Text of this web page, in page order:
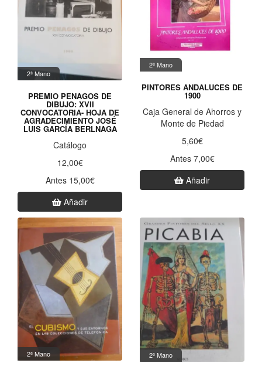
2ª Mano
PREMIO PENAGOS DE
DIBUJO: XVII
CONVOCATORIA- HOJA DE
AGRADECIMIENTO JOSÉ
LUIS GARCÍA BERLNAGA
Catálogo
12,00€
Antes 15,00€
Añadir
2ª Mano
PINTORES ANDALUCES DE
1900
Caja General de Ahorros y
Monte de Piedad
5,60€
Antes 7,00€
Añadir
2ª Mano 2ª Mano